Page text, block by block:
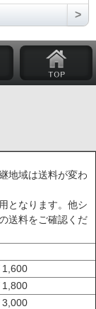
>
地域は送料が変わ
となります。他シ
送料をご確認くだ
1,600
1,800
3,000